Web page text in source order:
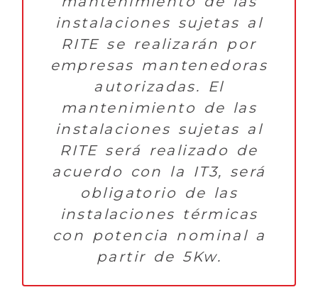
instalaciones sujetas al
RITE se realizarán por
empresas mantenedoras
autorizadas. El
mantenimiento de las
instalaciones sujetas al
RITE será realizado de
acuerdo con la IT3, será
obligatorio de las
instalaciones térmicas
con potencia nominal a
partir de 5Kw.